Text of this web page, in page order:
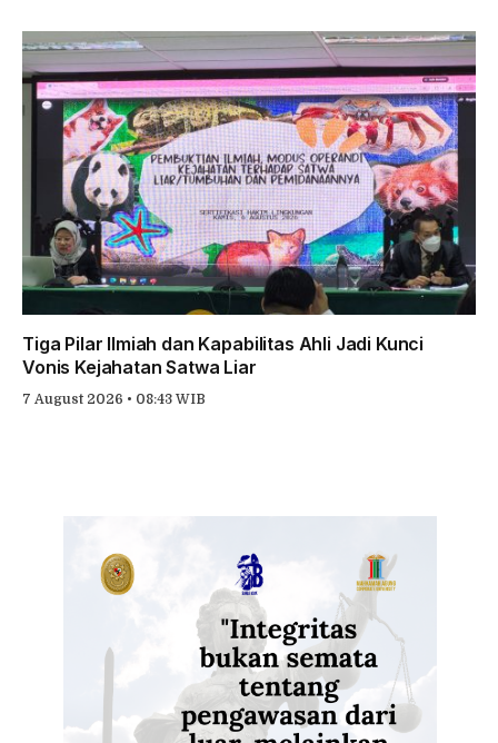
Tiga Pilar Ilmiah dan Kapabilitas Ahli Jadi Kunci
Vonis Kejahatan Satwa Liar
7 August 2026 • 08:43 WIB